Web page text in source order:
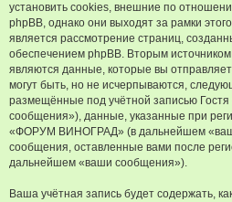
установить cookies, внешние по
phpBB, однако они выходят за рамки
является рассмотрение страниц,
обеспечением phpBB. Вторым
являются данные, которые вы
могут быть, но не исчерпываются,
размещённые под учётной записью
сообщения»), данные, указанные при
«ФОРУМ ВИНОГРАД» (в дальнейшем
сообщения, оставленные вами после
дальнейшем «ваши сообщения»).
Ваша учётная запись будет содержать,